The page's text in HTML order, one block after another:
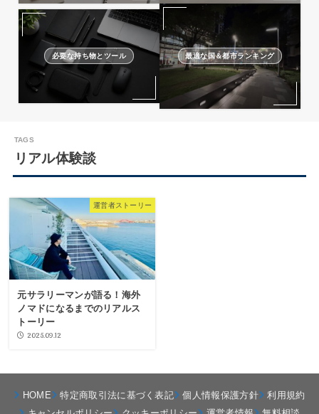
必要な持ち物とツール 最適な国＆都市ランキング
リアル体験談
運営者ストーリー
元サラリーマンが語る！海外
ノマドになるまでのリアルス
トーリー
2025.09.12
HOME 特定商取引法に基づく表記 個人情報保護方針
利用規約